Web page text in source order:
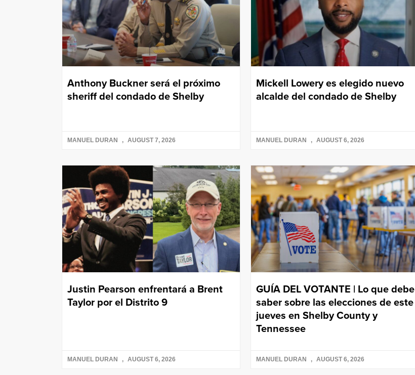
Anthony Buckner será el próximo
sheriff del condado de Shelby
MANUEL DURAN AUGUST 7, 2026
Mickell Lowery es elegido nuevo
alcalde del condado de Shelby
MANUEL DURAN AUGUST 6, 2026
Justin Pearson enfrentará a Brent
Taylor por el Distrito 9
MANUEL DURAN AUGUST 6, 2026
GUÍA DEL VOTANTE | Lo que debe
saber sobre las elecciones de este
jueves en Shelby County y
Tennessee
MANUEL DURAN AUGUST 6, 2026